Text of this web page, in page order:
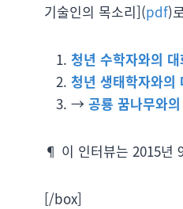
기술인의 목소리](pdf)
청년 수학자와의
청년 생태학자와의
→ 공룡 꿈나무와
¶ 이 인터뷰는 2015년
[/box]